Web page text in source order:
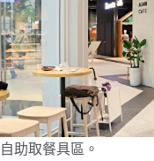
自助取餐具區。